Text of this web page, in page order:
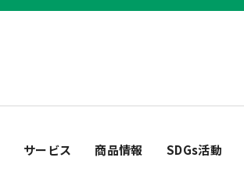
サービス 商品情報 SDGs活動